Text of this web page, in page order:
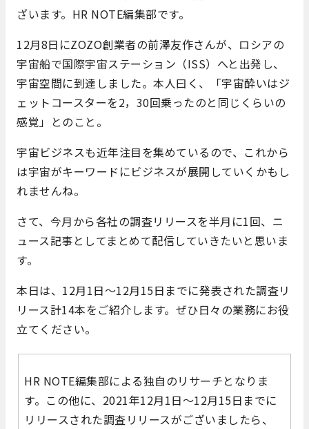
ざいます。HR NOTE編集部です。
12月8日にZOZO創業者の前澤友作さんが、ロシアの
宇宙船で国際宇宙ステーション（ISS）へと出発し、
宇宙空間に到達しました。本人曰く、「宇宙酔いはジ
ェットコースターを2，30回乗ったのと同じくらいの
感覚」とのこと。
宇宙ビジネスも近年注目を集めているので、これから
は宇宙がキーワードにビジネスが展開していくかもし
れませんね。
さて、今月から各社の調査リリースを半月に1回、ニ
ュース記事としてまとめて配信していきたいと思いま
す。
本日は、12月1日～12月15日までに発表された調査リ
リース計14本をご紹介します。ぜひ日々の業務にお役
立てください。
HR NOTE編集部による独自のリサーチとなりま
す。この他に、2021年12月1日～12月15日までに
リリースされた調査リリースがございましたら、